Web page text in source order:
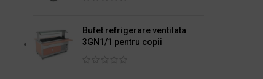
Bufet refrigerare ventilata
3GN1/1 pentru copii